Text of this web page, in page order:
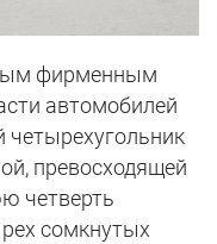
фирменным
автомобилей
превосходящей
четверть
сомкнутых